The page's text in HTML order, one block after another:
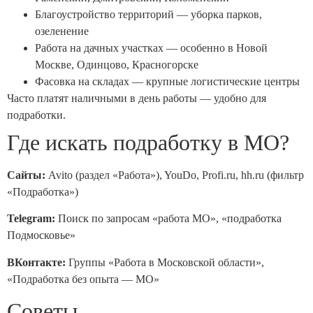
Благоустройство территорий — уборка парков,
озеленение
Работа на дачных участках — особенно в Новой
Москве, Одинцово, Красногорске
Фасовка на складах — крупные логистические центры
Часто платят наличными в день работы — удобно для
подработки.
Где искать подработку в МО?
Сайты: Avito (раздел «Работа»), YouDo, Profi.ru, hh.ru (фильтр
«Подработка»)
Telegram: Поиск по запросам «работа МО», «подработка
Подмосковье»
ВКонтакте: Группы «Работа в Московской области»,
«Подработка без опыта — МО»